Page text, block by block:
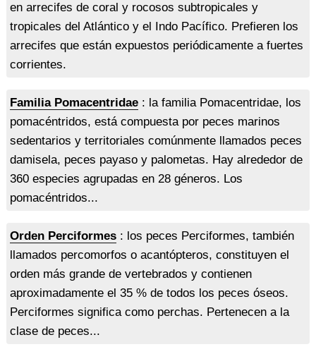
en arrecifes de coral y rocosos subtropicales y
tropicales del Atlántico y el Indo Pacífico. Prefieren los
arrecifes que están expuestos periódicamente a fuertes
corrientes.
Familia Pomacentridae: la familia Pomacentridae, los
pomacéntridos, está compuesta por peces marinos
sedentarios y territoriales comúnmente llamados peces
damisela, peces payaso y palometas. Hay alrededor de
360 especies agrupadas en 28 géneros. Los
pomacéntridos...
Orden Perciformes: los peces Perciformes, también
llamados percomorfos o acantópteros, constituyen el
orden más grande de vertebrados y contienen
aproximadamente el 35 % de todos los peces óseos.
Perciformes significa como perchas. Pertenecen a la
clase de peces...